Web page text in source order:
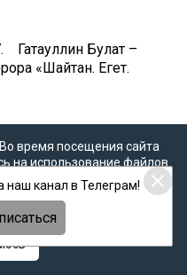
Гатауллин Булат –
«Шайтан. Егет.
время посещения сайта
на использование файлов
уведомлением, согласием
данных,Политикой о
конфиденциальности
наш канал в Телеграм!